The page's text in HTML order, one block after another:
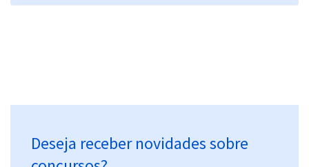
Deseja receber novidades sobre